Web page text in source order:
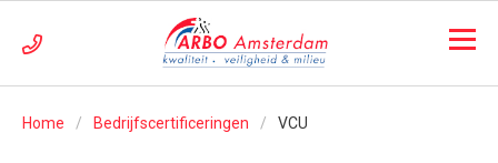
Home Bedrijfscertificeringen VCU